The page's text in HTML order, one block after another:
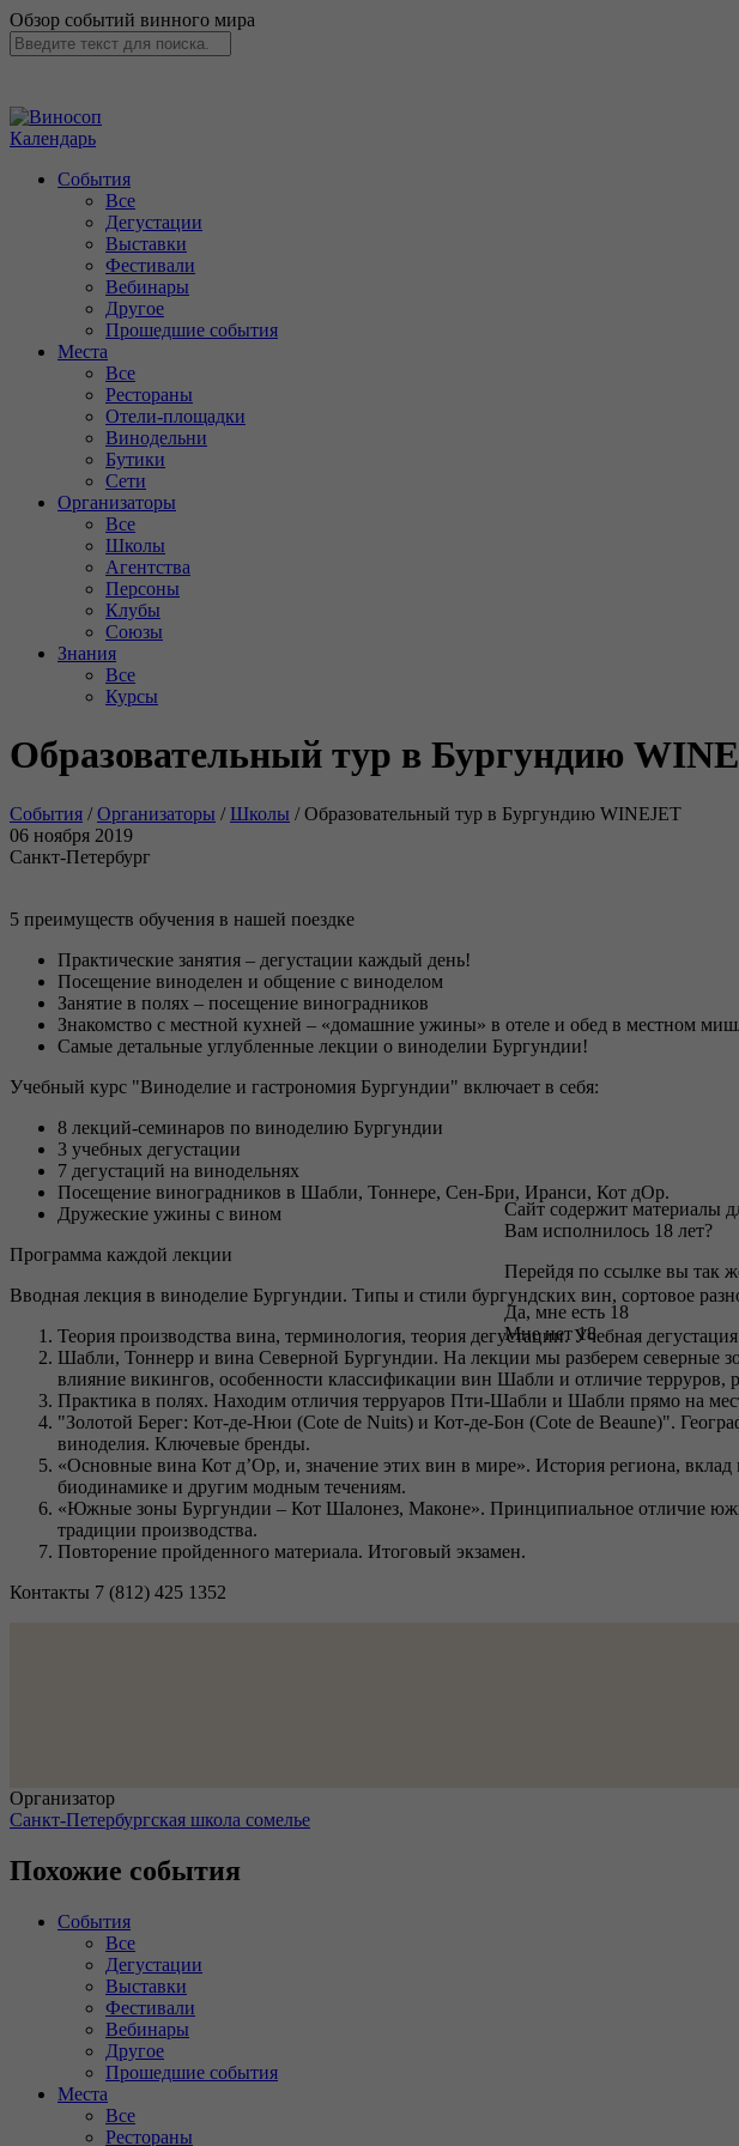
Обзор событий винного мира
Календарь
События
Все
Дегустации
Выставки
Фестивали
Вебинары
Другое
Прошедшие события
Места
Все
Рестораны
Отели-площадки
Винодельни
Бутики
Сети
Организаторы
Все
Школы
Агентства
Персоны
Клубы
Союзы
Знания
Все
Курсы
Образовательный тур в Бургундию
События /Организаторы /Школы /Образовательный тур в Бургундию WINEJET
06 ноября 2019
Санкт-Петербург
5 преимуществ обучения в нашей поездке
Практические занятия – дегустации каждый день!
Посещение виноделен и общение с виноделом
Занятие в полях – посещение виноградников
Знакомство с местной кухней – «домашние ужины» в отеле и обед в местном
Самые детальные углубленные лекции о виноделии Бургундии!
Учебный курс "Виноделие и гастрономия Бургундии" включает в себя:
8 лекций-семинаров по виноделию Бургундии
3 учебных дегустации
7 дегустаций на винодельнях
Посещение виноградников в Шабли, Тоннере, Сен-Бри, Иранси, Кот дОр.
Дружеские ужины с вином
Программа каждой лекции
Вводная лекция в виноделие Бургундии. Типы и стили бургундских вин, сортовое
Теория производства вина, терминология, теория дегустации. Учебная
Шабли, Тоннерр и вина Северной Бургундии. На лекции мы разберем северные
влияние викингов, особенности классификации вин Шабли и отличие
Практика в полях. Находим отличия терруаров Пти-Шабли и Шабли прямо на
"Золотой Берег: Кот-де-Нюи (Cote de Nuits) и Кот-де-Бон (Cote de Beaune)".
виноделия. Ключевые бренды.
«Основные вина Кот д’Ор, и, значение этих вин в мире». История региона,
биодинамике и другим модным течениям.
«Южные зоны Бургундии – Кот Шалонез, Маконе». Принципиальное отличие
традиции производства.
Повторение пройденного материала. Итоговый экзамен.
Контакты 7 (812) 425 1352
Организатор
Санкт-Петербургская школа сомелье
Похожие события
События
Все
Дегустации
Выставки
Фестивали
Вебинары
Другое
Прошедшие события
Места
Все
Рестораны
Сайт содержит материалы
Вам исполнилось 18 лет?
Перейдя по ссылке вы так
Да, мне есть 18
Мне нет 18